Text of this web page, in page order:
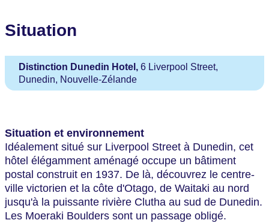
Situation
Distinction Dunedin Hotel, 6 Liverpool Street,
Dunedin, Nouvelle-Zélande
Situation et environnement
Idéalement situé sur Liverpool Street à Dunedin, cet
hôtel élégamment aménagé occupe un bâtiment
postal construit en 1937. De là, découvrez le centre-
ville victorien et la côte d'Otago, de Waitaki au nord
jusqu'à la puissante rivière Clutha au sud de Dunedin.
Les Moeraki Boulders sont un passage obligé.